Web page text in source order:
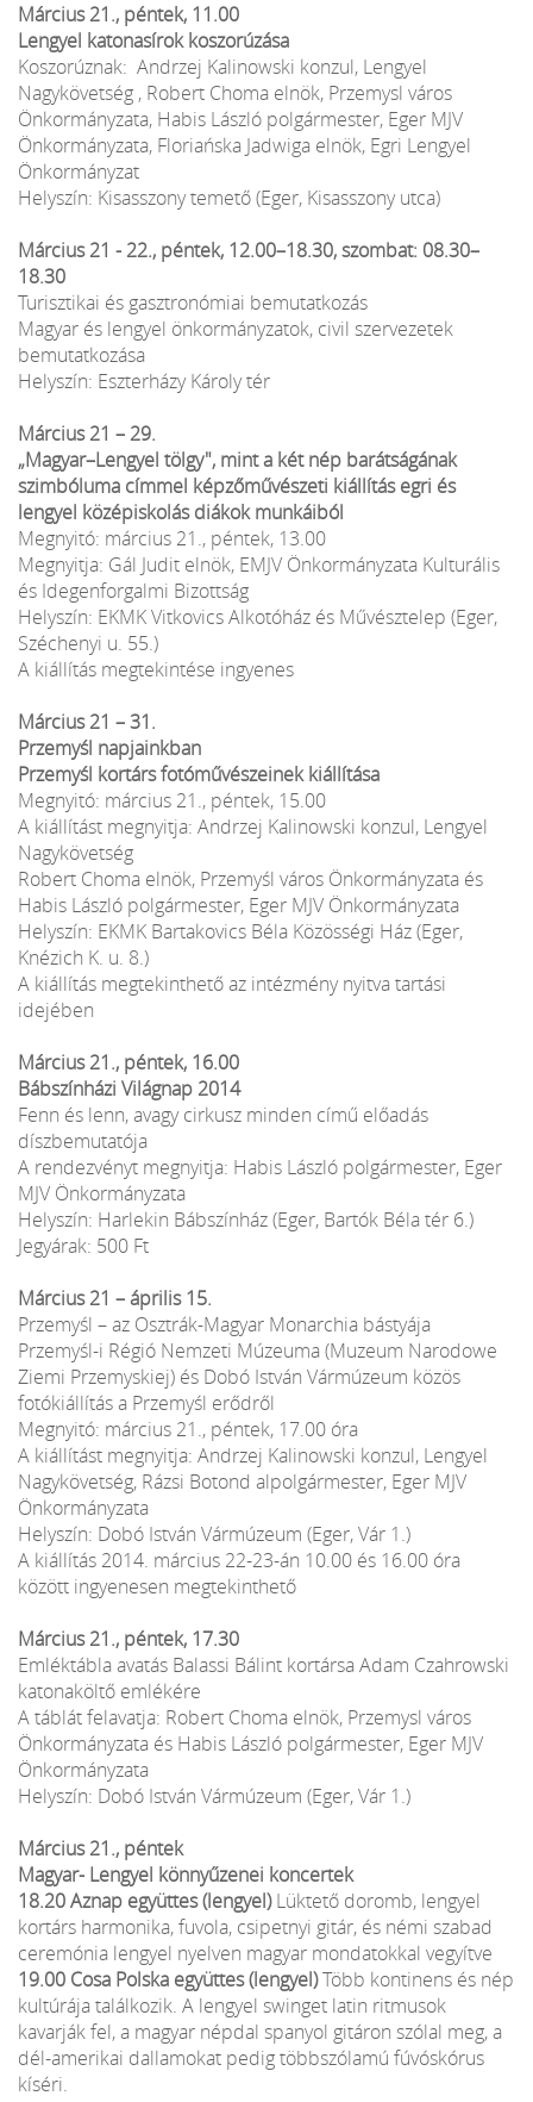
Március 21., péntek, 11.00
Lengyel katonasírok koszorúzása
Koszorúznak: Andrzej Kalinowski konzul, Lengyel
Nagykövetség , Robert Choma elnök, Przemysl város
Önkormányzata, Habis László polgármester, Eger MJV
Önkormányzata, Floriańska Jadwiga elnök, Egri Lengyel
Önkormányzat
Helyszín: Kisasszony temető (Eger, Kisasszony utca)
Március 21 - 22., péntek, 12.00–18.30, szombat: 08.30–
18.30
Turisztikai és gasztronómiai bemutatkozás
Magyar és lengyel önkormányzatok, civil szervezetek
bemutatkozása
Helyszín: Eszterházy Károly tér
Március 21 – 29.
„Magyar–Lengyel tölgy", mint a két nép barátságának
szimbóluma címmel képzőművészeti kiállítás egri és
lengyel középiskolás diákok munkáiból
Megnyitó: március 21., péntek, 13.00
Megnyitja: Gál Judit elnök, EMJV Önkormányzata Kulturális
és Idegenforgalmi Bizottság
Helyszín: EKMK Vitkovics Alkotóház és Művésztelep (Eger,
Széchenyi u. 55.)
A kiállítás megtekintése ingyenes
Március 21 – 31.
Przemyśl napjainkban
Przemyśl kortárs fotóművészeinek kiállítása
Megnyitó: március 21., péntek, 15.00
A kiállítást megnyitja: Andrzej Kalinowski konzul, Lengyel
Nagykövetség
Robert Choma elnök, Przemyśl város Önkormányzata és
Habis László polgármester, Eger MJV Önkormányzata
Helyszín: EKMK Bartakovics Béla Közösségi Ház (Eger,
Knézich K. u. 8.)
A kiállítás megtekinthető az intézmény nyitva tartási
idejében
Március 21., péntek, 16.00
Bábszínházi Világnap 2014
Fenn és lenn, avagy cirkusz minden című előadás
díszbemutatója
A rendezvényt megnyitja: Habis László polgármester, Eger
MJV Önkormányzata
Helyszín: Harlekin Bábszínház (Eger, Bartók Béla tér 6.)
Jegyárak: 500 Ft
Március 21 – április 15.
Przemyśl – az Osztrák-Magyar Monarchia bástyája
Przemyśl-i Régió Nemzeti Múzeuma (Muzeum Narodowe
Ziemi Przemyskiej) és Dobó István Vármúzeum közös
fotókiállítás a Przemyśl erődről
Megnyitó: március 21., péntek, 17.00 óra
A kiállítást megnyitja: Andrzej Kalinowski konzul, Lengyel
Nagykövetség, Rázsi Botond alpolgármester, Eger MJV
Önkormányzata
Helyszín: Dobó István Vármúzeum (Eger, Vár 1.)
A kiállítás 2014. március 22-23-án 10.00 és 16.00 óra
között ingyenesen megtekinthető
Március 21., péntek, 17.30
Emléktábla avatás Balassi Bálint kortársa Adam Czahrowski
katonaköltő emlékére
A táblát felavatja: Robert Choma elnök, Przemysl város
Önkormányzata és Habis László polgármester, Eger MJV
Önkormányzata
Helyszín: Dobó István Vármúzeum (Eger, Vár 1.)
Március 21., péntek
Magyar- Lengyel könnyűzenei koncertek
18.20 Aznap együttes (lengyel)Lüktető doromb, lengyel
kortárs harmonika, fuvola, csipetnyi gitár, és némi szabad
ceremónia lengyel nyelven magyar mondatokkal vegyítve
19.00 Cosa Polska együttes (lengyel)Több kontinens és nép
kultúrája találkozik. A lengyel swinget latin ritmusok
kavarják fel, a magyar népdal spanyol gitáron szólal meg, a
dél-amerikai dallamokat pedig többszólamú fúvóskórus
kíséri.